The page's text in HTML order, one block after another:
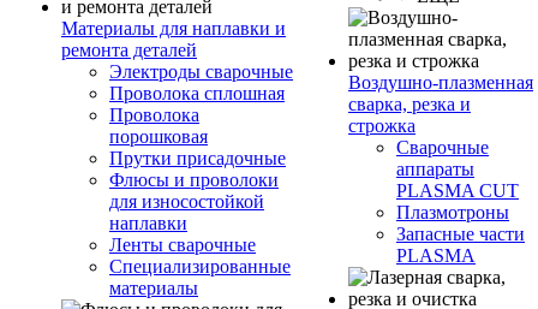
Материалы для наплавки и
ремонта деталей
Электроды сварочные
Проволока сплошная
Проволока
порошковая
Прутки присадочные
Флюсы и проволоки
для износостойкой
наплавки
Ленты сварочные
Специализированные
материалы
Воздушно-плазменная
сварка, резка и
строжка
Сварочные
аппараты
PLASMA CUT
Плазмотроны
Запасные части
PLASMA